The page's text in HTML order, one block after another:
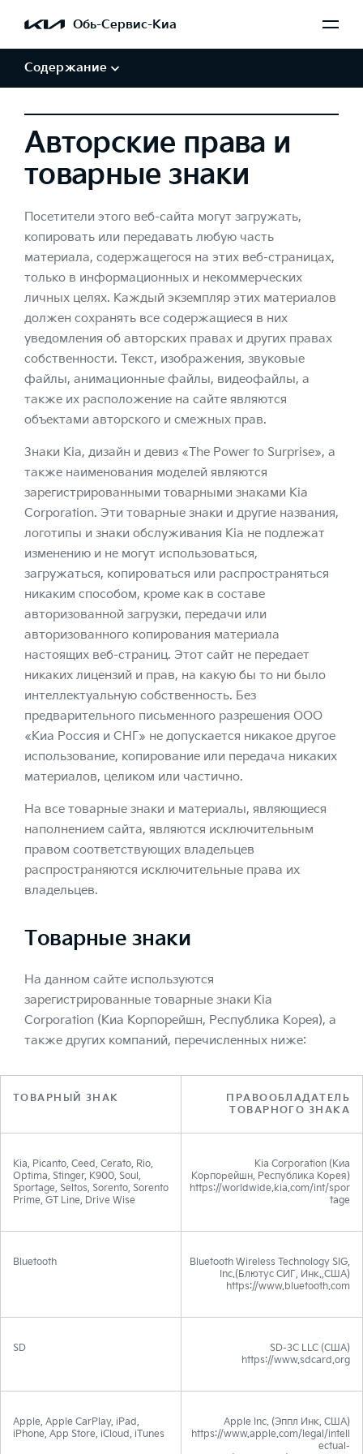
Обь-Сервис-Киа
Содержание
Авторские права и товарные знаки
Авторские права и
товарные знаки
Посетители этого веб-сайта могут загружать,
копировать или передавать любую часть
материала, содержащегося на этих веб-страницах,
только в информационных и некоммерческих
личных целях. Каждый экземпляр этих материалов
должен сохранять все содержащиеся в них
уведомления об авторских правах и других правах
собственности. Текст, изображения, звуковые
файлы, анимационные файлы, видеофайлы, а
также их расположение на сайте являются
объектами авторского и смежных прав.
Знаки Kia, дизайн и девиз «The Power to Surprise», а
также наименования моделей являются
зарегистрированными товарными знаками Kia
Corporation. Эти товарные знаки и другие названия,
логотипы и знаки обслуживания Kia не подлежат
изменению и не могут использоваться,
загружаться, копироваться или распространяться
никаким способом, кроме как в составе
авторизованной загрузки, передачи или
авторизованного копирования материала
настоящих веб-страниц. Этот сайт не передает
никаких лицензий и прав, на какую бы то ни было
интеллектуальную собственность. Без
предварительного письменного разрешения ООО
«Киа Россия и СНГ» не допускается никакое другое
использование, копирование или передача никаких
материалов, целиком или частично.
На все товарные знаки и материалы, являющиеся
наполнением сайта, являются исключительным
правом соответствующих владельцев
распространяются исключительные права их
владельцев.
Товарные знаки
На данном сайте используются
зарегистрированные товарные знаки Kia
Corporation (Киа Корпорейшн, Республика Корея), а
также других компаний, перечисленных ниже:
ТОВАРНЫЙ ЗНАК
ПРАВООБЛАДАТЕЛЬ
ТОВАРНОГО ЗНАКА
Kia, Picanto, Ceed, Cerato, Rio,
Optima, Stinger, K900, Soul,
Sportage, Seltos, Sorento, Sorento
Prime, GT Line, Drive Wise
Kia Corporation (Киа
Корпорейшн, Республика Корея)
https://worldwide.kia.com/int/spor
tage
Bluetooth
Bluetooth Wireless Technology SIG,
Inc.(Блютус СИГ, Инк.,США)
https://www.bluetooth.com
SD
SD-3C LLC (США)
https://www.sdcard.org
Apple, Apple CarPlay, iPad,
iPhone, App Store, iCloud, iTunes
Apple Inc. (Эппл Инк, США)
https://www.apple.com/legal/intell
ectual-